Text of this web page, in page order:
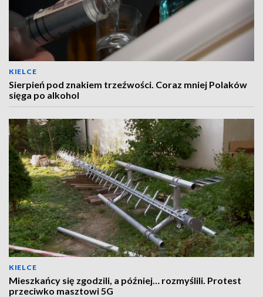
KIELCE
Sierpień pod znakiem trzeźwości. Coraz mniej Polaków
sięga po alkohol
KIELCE
Mieszkańcy się zgodzili, a później… rozmyślili. Protest
przeciwko masztowi 5G